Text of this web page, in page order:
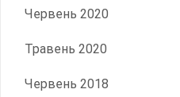
Червень 2020
Травень 2020
Червень 2018